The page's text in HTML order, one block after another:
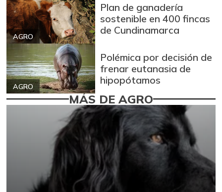
AGRO
Plan de ganadería
sostenible en 400 fincas
de Cundinamarca
AGRO
Polémica por decisión de
frenar eutanasia de
hipopótamos
MÁS DE AGRO